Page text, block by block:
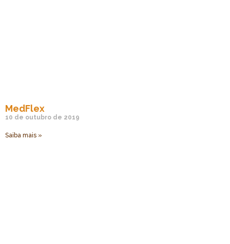
MedFlex
10 de outubro de 2019
Saiba mais »